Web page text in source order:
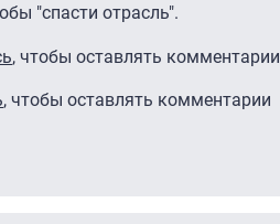
"спасти отрасль".
, чтобы оставлять комментарии
, чтобы оставлять комментарии